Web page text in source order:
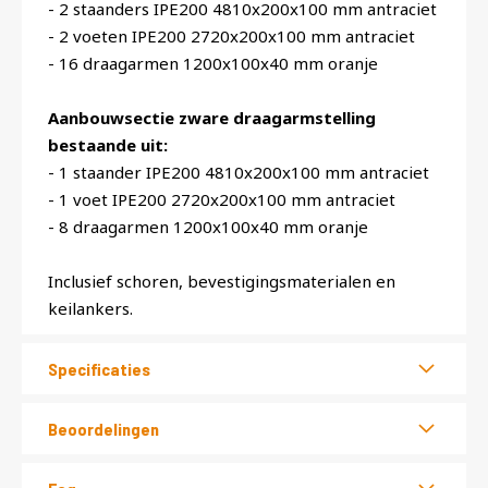
- 2 staanders IPE200 4810x200x100 mm antraciet
- 2 voeten IPE200 2720x200x100 mm antraciet
- 16 draagarmen 1200x100x40 mm oranje
Aanbouwsectie zware draagarmstelling
bestaande uit:
- 1 staander IPE200 4810x200x100 mm antraciet
- 1 voet IPE200 2720x200x100 mm antraciet
- 8 draagarmen 1200x100x40 mm oranje
Inclusief schoren, bevestigingsmaterialen en
keilankers.
Specificaties
Beoordelingen